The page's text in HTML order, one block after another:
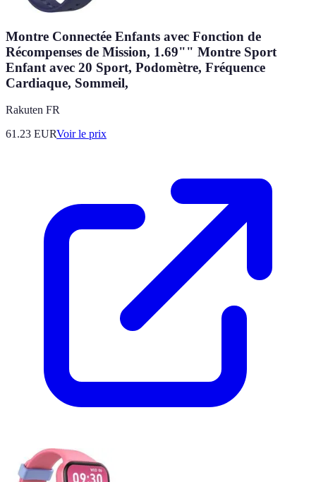
Montre Connectée Enfants avec Fonction de
Récompenses de Mission, 1.69"" Montre Sport
Enfant avec 20 Sport, Podomètre, Fréquence
Cardiaque, Sommeil,
Rakuten FR
61.23 EURVoir le prix